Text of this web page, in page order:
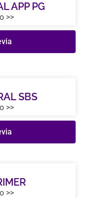
APP PG
>>
SBS
>>
>>